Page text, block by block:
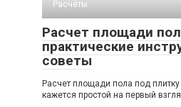
Расчёты
Расчет площади
практические
советы
Расчет площади пола под
кажется простой на первый